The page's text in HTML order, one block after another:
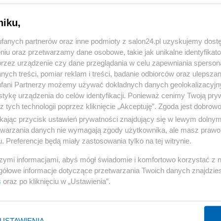
do
15
i rozwój
Nauka
Innowacje
Odeszła legenda Milanu.
Włochy w żałobie
Redakcja
Ekstraklasa Alpinizm
Piłka nożna Kolarstwo
partnerów oraz inne podmioty z salon24.pl uzyskujemy
oraz przetwarzamy dane osobowe, takie jak unikalne
urządzenie czy dane przeglądania w celu zapewniania
treści, pomiar reklam i treści, badanie odbiorców oraz
Partnerzy możemy używać dokładnych danych
urządzenia do celów identyfikacji. Ponieważ cenimy Twoją
tych technologii poprzez kliknięcie „Akceptuję”. Zgoda jest
przycisk ustawień prywatności znajdujący się w lewym
danych nie wymagają zgody użytkownika, ale masz
Preferencje będą miały zastosowania tylko na tej witrynie.
informacjami, abyś mógł świadomie i komfortowo korzystać z
informacje dotyczące przetwarzania Twoich danych
oraz po kliknięciu w „Ustawienia”.